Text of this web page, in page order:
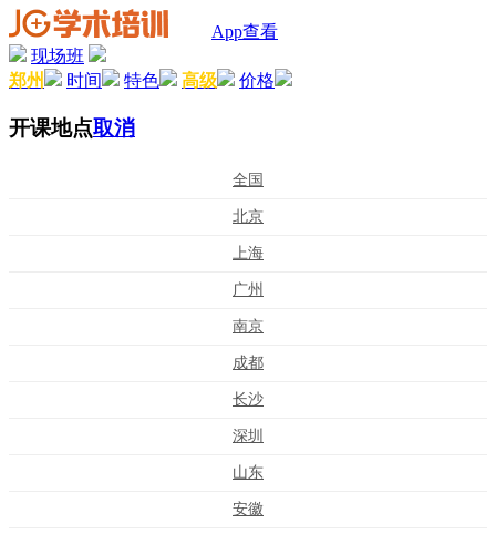
App查看
现场班
郑州
时间 特色 高级 价格
开课地点取消
全国
北京
上海
广州
南京
成都
长沙
深圳
山东
安徽